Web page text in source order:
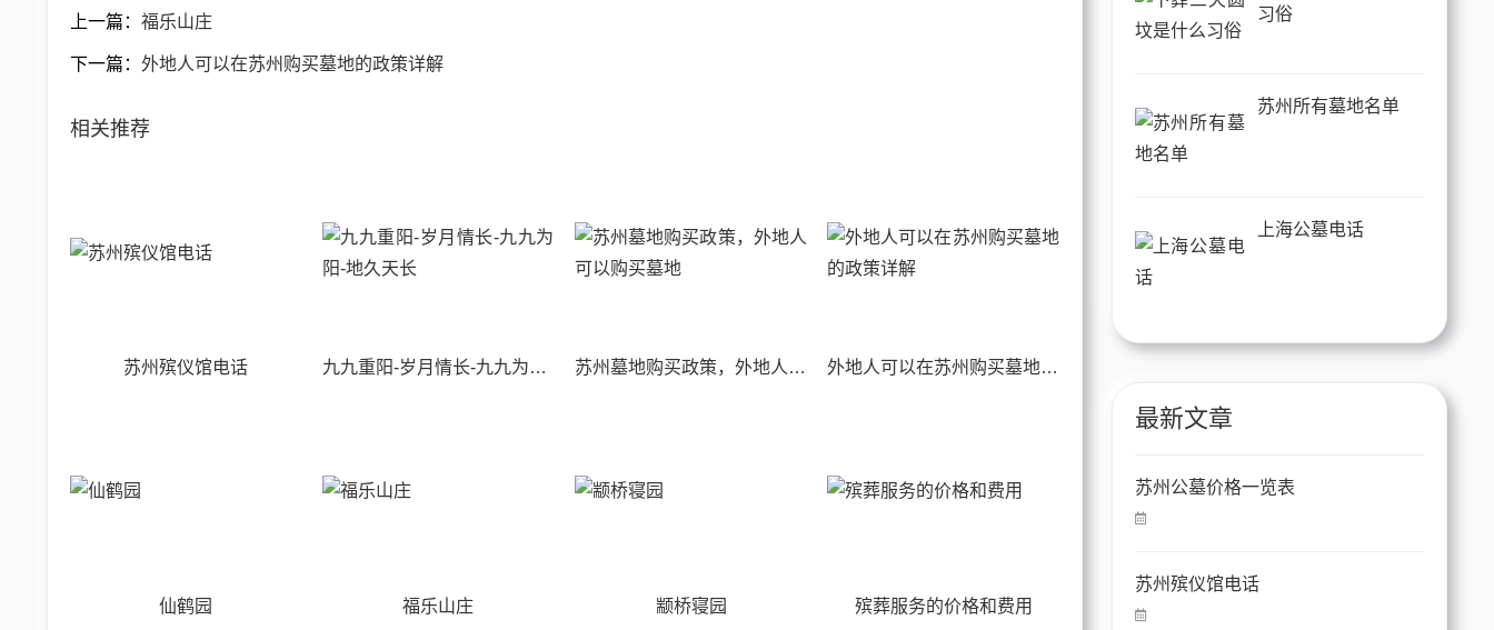
上一篇： 福乐山庄
下一篇： 外地人可以在苏州购买墓地的政策详解
相关推荐
苏州殡仪馆电话 九九重阳-岁月情长-九九为阳-地久天长 苏州墓地购买政策，外地人可以购买墓地 外地人可以在苏州购买墓地的政策详解
仙鹤园 福乐山庄 颛桥寝园 殡葬服务的价格和费用
习俗
苏州所有墓地名单
上海公墓电话
最新文章
苏州公墓价格一览表
苏州殡仪馆电话